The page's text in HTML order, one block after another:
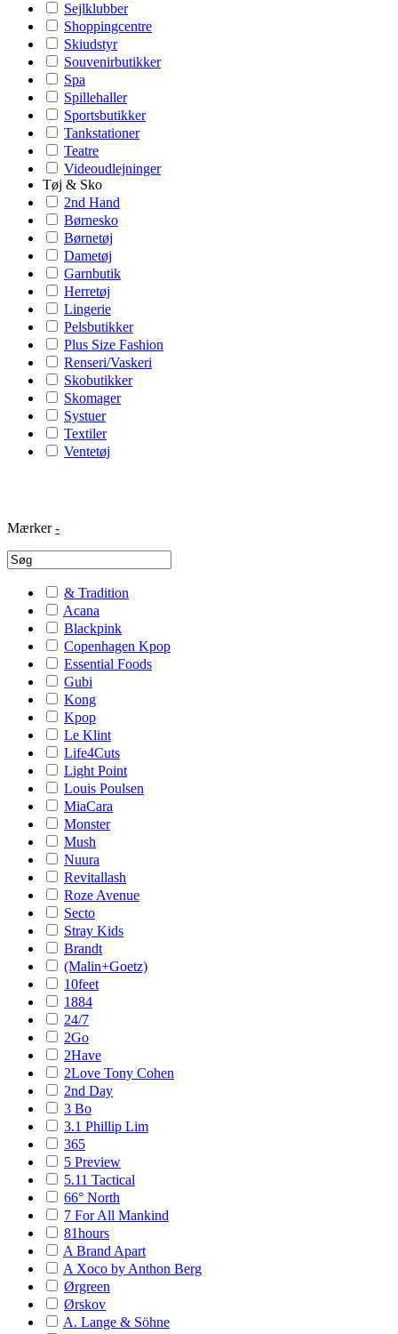
Sejlklubber
Shoppingcentre
Skiudstyr
Souvenirbutikker
Spa
Spillehaller
Sportsbutikker
Tankstationer
Teatre
Videoudlejninger
Tøj & Sko
2nd Hand
Børnesko
Børnetøj
Dametøj
Garnbutik
Herretøj
Lingerie
Pelsbutikker
Plus Size Fashion
Renseri/Vaskeri
Skobutikker
Skomager
Systuer
Textiler
Ventetøj
Mærker -
& Tradition
Acana
Blackpink
Copenhagen Kpop
Essential Foods
Gubi
Kong
Kpop
Le Klint
Life4Cuts
Light Point
Louis Poulsen
MiaCara
Monster
Mush
Nuura
Revitallash
Roze Avenue
Secto
Stray Kids
Brandt
(Malin+Goetz)
10feet
1884
24/7
2Go
2Have
2Love Tony Cohen
2nd Day
3 Bo
3.1 Phillip Lim
365
5 Preview
5.11 Tactical
66° North
7 For All Mankind
81hours
A Brand Apart
A Xoco by Anthon Berg
Ørgreen
Ørskov
A. Lange & Söhne